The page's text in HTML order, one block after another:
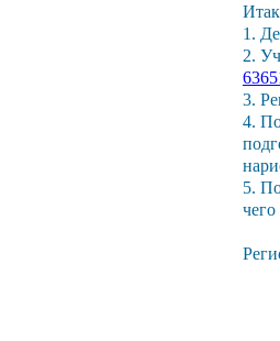
1.
2.
3.
4.
5.